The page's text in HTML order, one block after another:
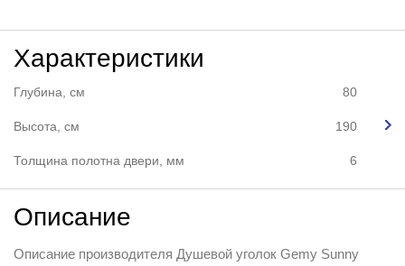
Характеристики
Глубина, см 80
Высота, см 190
Толщина полотна двери, мм 6
Описание
Описание производителя Душевой уголок Gemy Sunny